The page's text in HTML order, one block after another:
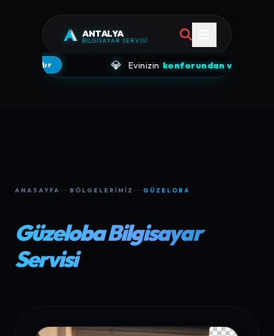
💎 konforundan vazgeçmeyin,
ANTALYA
BİLGİSAYAR SERVİSİ
ANASAYFA BÖLGELERIMIZ GÜZELOBA
Güzeloba Bilgisayar
Servisi